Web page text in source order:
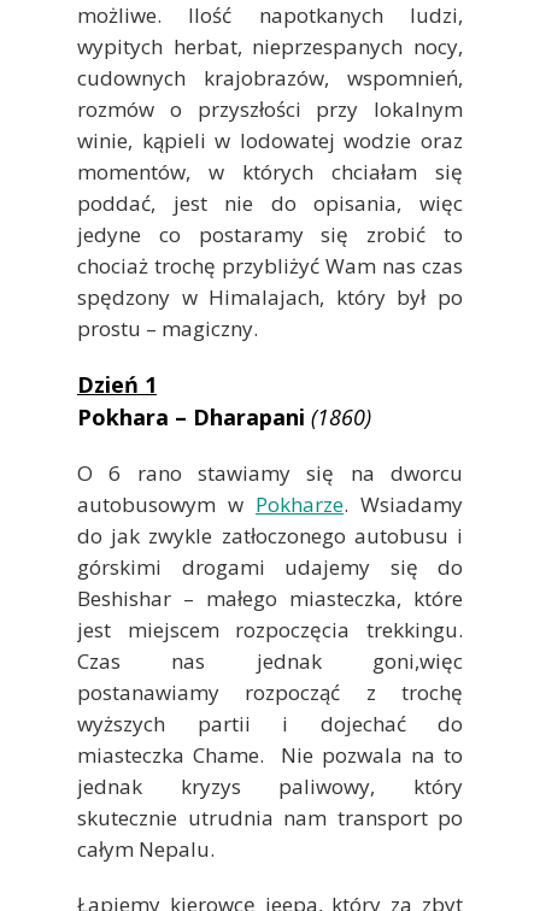
możliwe. Ilość napotkanych ludzi,
wypitych herbat, nieprzespanych nocy,
cudownych krajobrazów, wspomnień,
rozmów o przyszłości przy lokalnym
winie, kąpieli w lodowatej wodzie oraz
momentów, w których chciałam się
poddać, jest nie do opisania, więc
jedyne co postaramy się zrobić to
chociaż trochę przybliżyć Wam nas czas
spędzony w Himalajach, który był po
prostu – magiczny.
Dzień 1
Pokhara – Dharapani (1860)
O 6 rano stawiamy się na dworcu
autobusowym w Pokharze. Wsiadamy
do jak zwykle zatłoczonego autobusu i
górskimi drogami udajemy się do
Beshishar – małego miasteczka, które
jest miejscem rozpoczęcia trekkingu.
Czas nas jednak goni,więc
postanawiamy rozpocząć z trochę
wyższych partii i dojechać do
miasteczka Chame. Nie pozwala na to
jednak kryzys paliwowy, który
skutecznie utrudnia nam transport po
całym Nepalu.
Łapiemy kierowcę jeepa, który za zbyt